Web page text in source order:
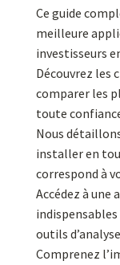
Ce guide
meilleure
investisseurs
Découvrez les
comparer les
toute
Nous
installer en
correspond à
Accédez à
outils
Comprenez